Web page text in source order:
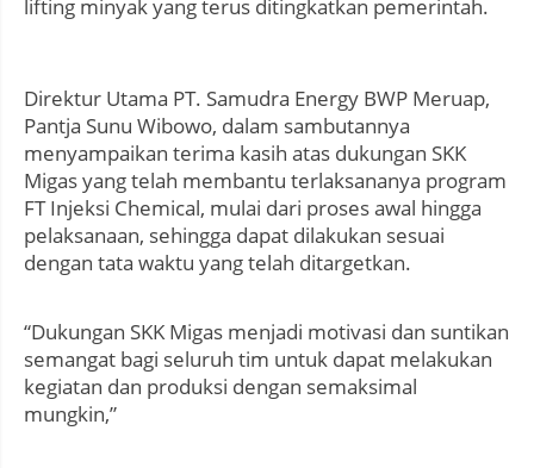
lifting minyak yang terus ditingkatkan pemerintah.
Direktur Utama PT. Samudra Energy BWP Meruap,
Pantja Sunu Wibowo, dalam sambutannya
menyampaikan terima kasih atas dukungan SKK
Migas yang telah membantu terlaksananya program
FT Injeksi Chemical, mulai dari proses awal hingga
pelaksanaan, sehingga dapat dilakukan sesuai
dengan tata waktu yang telah ditargetkan.
“Dukungan SKK Migas menjadi motivasi dan suntikan
semangat bagi seluruh tim untuk dapat melakukan
kegiatan dan produksi dengan semaksimal
mungkin,”